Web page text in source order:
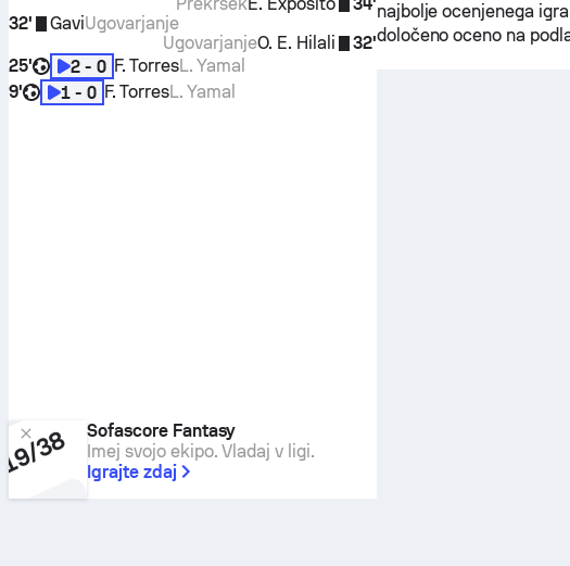
32'
GaviUgovarjanje
32'
O. E. Hilali
Ugovarjanje
25'
2 - 0 F. TorresL. Yamal
9'
1 - 0 F. TorresL. Yamal
Sofascore Fantasy
Imej svojo ekipo. Vladaj v ligi.
Igrajte zdaj
najbolje ocenjenega
določeno oceno na